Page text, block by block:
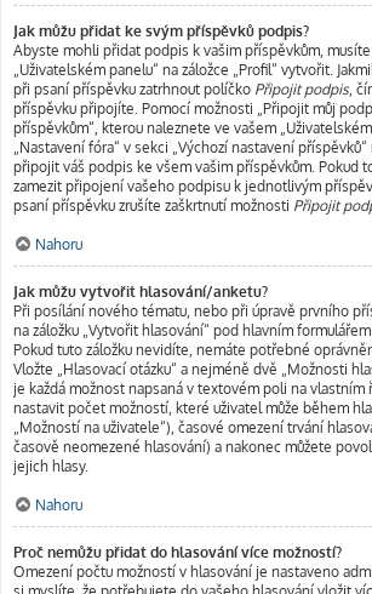
Jak můžu přidat ke svým příspěvků podpis?
Abyste mohli přidat podpis k vašim příspěvkům,
„Uživatelském panelu“ na záložce „Profil“ vytvořit.
při psaní příspěvku zatrhnout políčko Připojit podpis,
příspěvku připojíte. Pomocí možnosti „Připojit můj
příspěvkům“, kterou naleznete ve vašem
„Nastavení fóra“ v sekci „Výchozí nastavení
připojit váš podpis ke všem vašim příspěvkům. Pokud
zamezit připojení vašeho podpisu k jednotlivým
psaní příspěvku zrušíte zaškrtnutí možnosti Připojit
Nahoru
Jak můžu vytvořit hlasování/anketu?
Při posílání nového tématu, nebo při úpravě prvního
na záložku „Vytvořit hlasování“ pod hlavním
Pokud tuto záložku nevidíte, nemáte potřebné
Vložte „Hlasovací otázku“ a nejméně dvě „Možnosti
je každá možnost napsaná v textovém poli na vlastním
nastavit počet možností, které uživatel může během
„Možností na uživatele“), časové omezení trvání
časově neomezené hlasování) a nakonec můžete
jejich hlasy.
Nahoru
Proč nemůžu přidat do hlasování více možností?
Omezení počtu možností v hlasování je nastaveno